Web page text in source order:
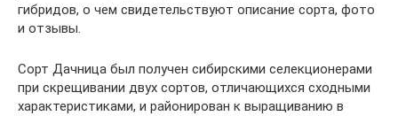
гибридов, о чем свидетельствуют описание сорта, фото
и отзывы.
Сорт Дачница был получен сибирскими селекционерами
при скрещивании двух сортов, отличающихся сходными
характеристиками, и районирован к выращиванию в